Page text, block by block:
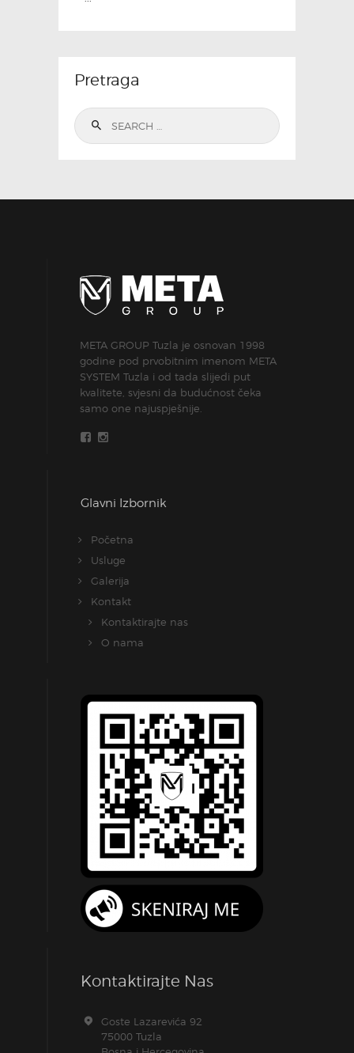
Pretraga
Search
for:
META GROUP Tuzla je osnovan 1998
godine pod prvobitnim imenom META
SYSTEM Tuzla i od tada slijedi put
kvalitete, svjesni da budućnost čeka
samo one najuspješnije.
Glavni Izbornik
Početna
Usluge
Galerija
Kontakt
Kontaktirajte nas
O nama
Kontaktirajte Nas
Goste Lazarevića 92
75000 Tuzla